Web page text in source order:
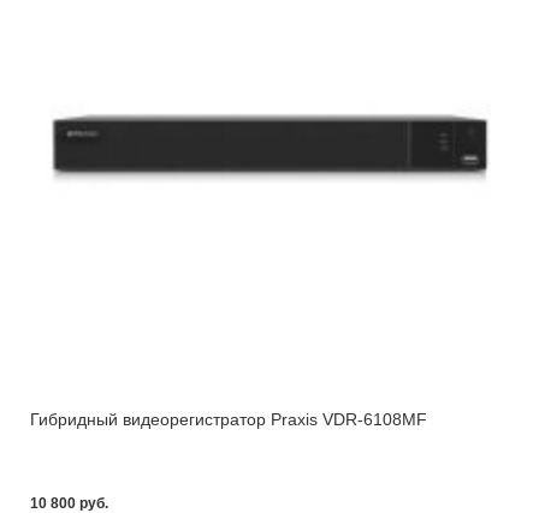
Гибридный видеорегистратор Praxis VDR-6108MF
10 800 pуб.